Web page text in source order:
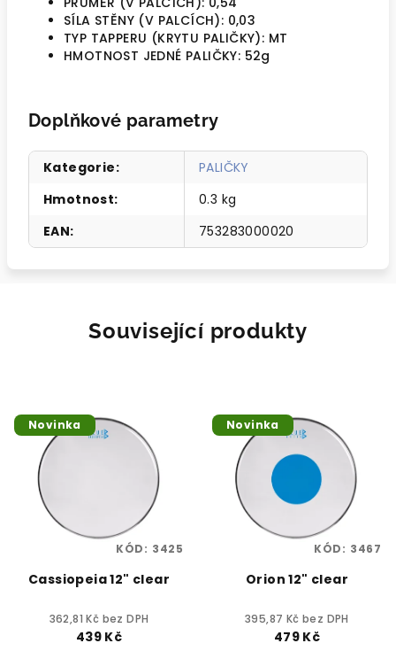
SÍLA STĚNY (V PALCÍCH): 0,03
TYP TAPPERU (KRYTU PALIČKY): MT
HMOTNOST JEDNÉ PALIČKY: 52g
Doplňkové parametry
Kategorie:
PALIČKY
Hmotnost:
0.3 kg
EAN: 753283000020
Související produkty
Novinka
Cassiopeia 12" clear
362,81 Kč bez DPH
439 Kč
KÓD: 3425
Novinka
Orion 12" clear
395,87 Kč bez DPH
479 Kč
KÓD: 3467